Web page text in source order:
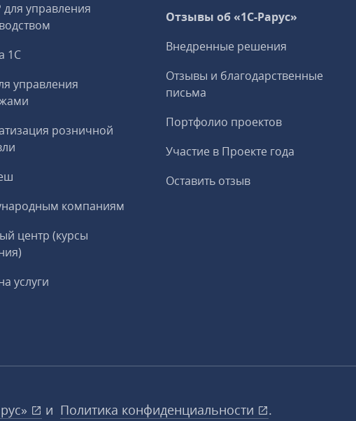
для управления
1С
управления
розничной
компаниям
центр (курсы
услуги
Отзывы об «1С-Рарус»
Внедренные решения
Отзывы и благодарственные
письма
Портфолио проектов
Участие в Проекте года
Оставить отзыв
и Политика конфиденциальности
.